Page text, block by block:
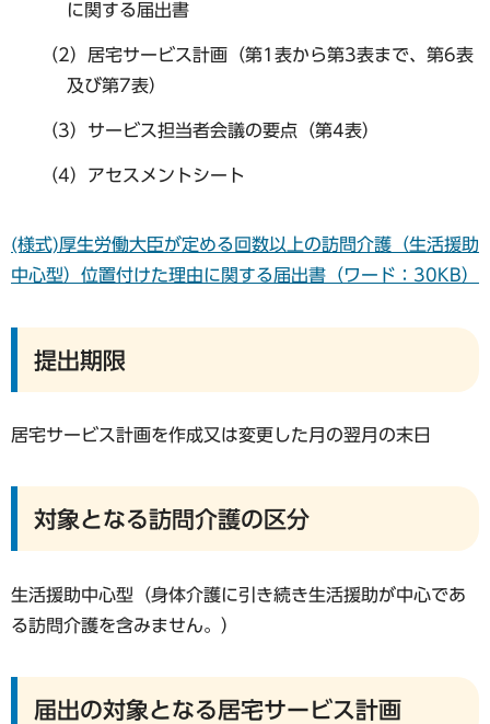
に関する届出書
（2）居宅サービス計画（第1表から第3表まで、第6表
及び第7表）
（3）サービス担当者会議の要点（第4表）
（4）アセスメントシート
(様式)厚生労働大臣が定める回数以上の訪問介護（生活援助
中心型）位置付けた理由に関する届出書（ワード：30KB）
提出期限
居宅サービス計画を作成又は変更した月の翌月の末日
対象となる訪問介護の区分
生活援助中心型（身体介護に引き続き生活援助が中心であ
る訪問介護を含みません。）
届出の対象となる居宅サービス計画